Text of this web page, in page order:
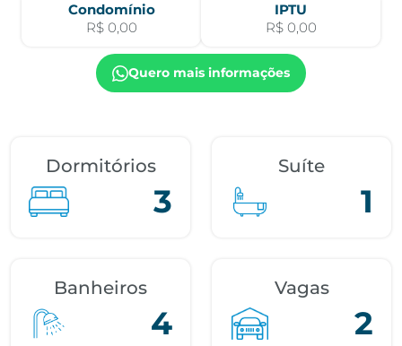
Condomínio
R$ 0,00
IPTU
R$ 0,00
Quero mais informações
Dormitórios
3
Suíte
1
Banheiros
4
Vagas
2